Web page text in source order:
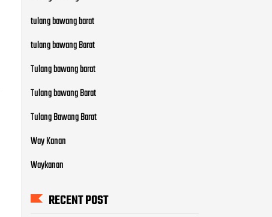
tulang bawang barat
tulang bawang Barat
Tulang bawang barat
Tulang bawang Barat
Tulang Bawang Barat
Way Kanan
Waykanan
RECENT POST